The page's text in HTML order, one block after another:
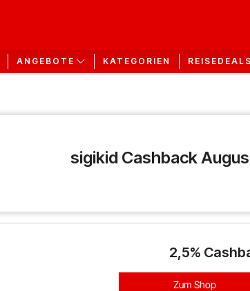
ANGEBOTE KATEGORIEN REISEDEALS
sigikid Cashback
2,5%
Zum Shop